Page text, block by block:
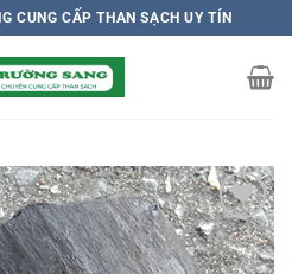
CUNG CẤP THAN SẠCH UY TÍN
Add to
wishlist